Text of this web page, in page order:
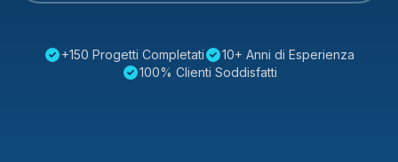
+150 Progetti Completati
10+ Anni di Esperienza
100% Clienti Soddisfatti